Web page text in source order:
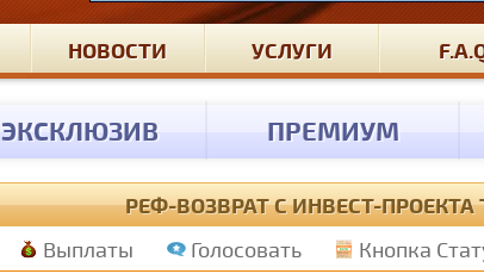
НОВОСТИ УСЛУГИ
ЭКСКЛЮЗИВ ПРЕМИУМ
РЕФ-ВОЗВРАТ С ИНВЕСТ-ПРОЕКТА
Выплаты Голосовать Кнопка